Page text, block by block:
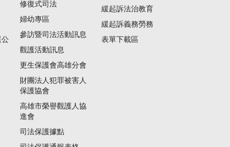
修復式司法
婦幼專區
參訪暨司法活動訊息
觀護活動訊息
更生保護會高雄分會
財團法人犯罪被害人
保護協會
高雄市榮譽觀護人協
進會
司法保護據點
緩起訴法治教育
緩起訴義務勞務
表單下載區